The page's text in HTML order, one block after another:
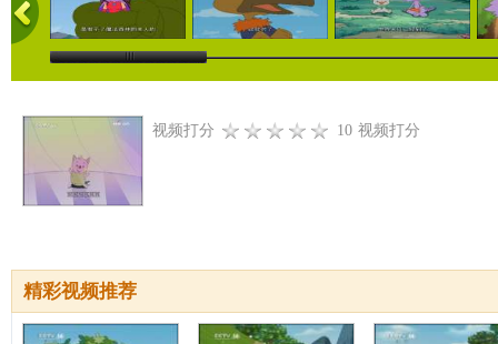
视频打分 10 视频打分
精彩视频推荐